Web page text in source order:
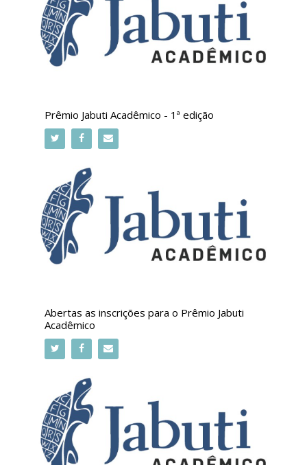
Prêmio Jabuti Acadêmico - 1ª edição
Abertas as inscrições para o Prêmio Jabuti
Acadêmico